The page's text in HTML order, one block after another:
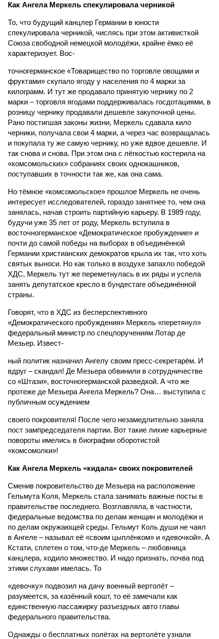
Как Ангела Меркель спекулировала черникой
То, что будущий канцлер Германии в юности
спекулировала черникой, числясь при этом активисткой
Союза свободной немецкой молодёжи, крайне ёмко её
характеризует. Вос-
точногерманское «Товарищество по торговле овощами и
фруктами» скупало ягоду у населения по 4 марки за
килограмм. И тут же продавало принятую чернику по 2
марки – торговля ягодами поддерживалась госдотациями, в
розницу чернику продавали дешевле закупочной цены.
Рано постигшая законы жизни, Меркель сдавала кило
черники, получала свои 4 марки, а через час возвращалась
и покупала ту же самую чернику, но уже вдвое дешевле. И
так снова и снова. При этом она с лёгкостью костерила на
«комсомольских» собраниях своих однокашников,
поступавших в точности так же, как она сама.
Но тёмное «комсомольское» прошлое Меркель не очень
интересует исследователей, гораздо занятнее то, чем она
занялась, начав строить партийную карьеру. В 1989 году,
будучи уже 35 лет от роду, Меркель вступила в
восточногерманское «Демократическое пробуждение» и
почти до самой победы на выборах в объединённой
Германии христианских демократов крыла их так, что хоть
святых выноси. Но как только в воздухе запахло победой
ХДС, Меркель тут же переметнулась в их ряды и успела
занять депутатское кресло в бундестаге объединённой
страны.
Говорят, что в ХДС из бесперспективного
«Демократического пробуждения» Меркель «перетянул»
федеральный министр по спецпоручениям Лотар де
Мезьер. Извест-
ный политик назначил Ангелу своим пресс-секретарём. И
вдруг – скандал! Де Мезьера обвинили в сотрудничестве
со «Штази», восточногерманской разведкой. А что же
протеже де Мезьера Ангела Меркель? Она… выступила с
публичным осуждением
своего покровителя! После чего незамедлительно заняла
пост зампредседателя партии. Вот такие лихие карьерные
повороты имелись в биографии оборотистой
«комсомолки»!
Как Ангела Меркель «кидала» своих покровителей
Сменив покровительство де Мезьера на расположение
Гельмута Коля, Меркель стала занимать важные посты в
правительстве последнего. Возглавляла, в частности,
федеральные ведомства по делам женщин и молодёжи и
по делам окружающей среды. Гельмут Коль души не чаял
в Ангеле – называл её «своим цыплёнком» и «девочкой». А
Кстати, сплетен о том, что-де Меркель – любовница
канцлера, ходило множество. И надо признать, почва под
этими слухами имелась. То
«девочку» подвозил на дачу военный вертолёт –
разумеется, за казённый кошт, то её замечали как
единственную пассажирку разъездных авто главы
федерального правительства.
Однажды о бесплатных полётах на вертолёте узнали